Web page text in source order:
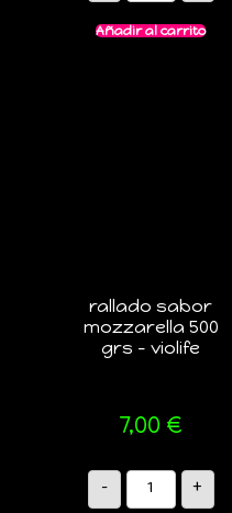
Añadir al carrito
rallado sabor
mozzarella 500
grs – violife
7,00 €
- +